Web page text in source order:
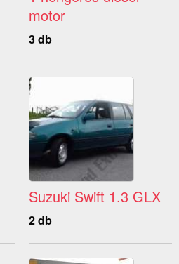
motor
3 db
Suzuki Swift 1.3 GLX
2 db